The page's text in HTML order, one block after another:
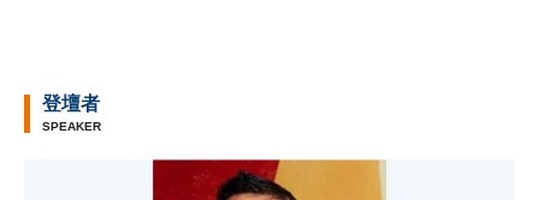
登壇者
SPEAKER